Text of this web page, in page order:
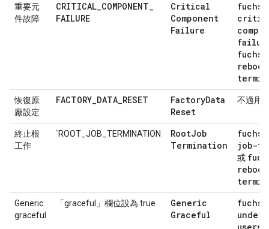
重要元
件故障
CRITICAL_COMPONENT_
FAILURE
Critical
Component
Failure
恢復原
廠設定
FACTORY_DATA_RESET FactoryData
Reset
不適用*
終止根
工作
`ROOT_JOB_TERMINATION RootJob
Termination
job-
或
Generic
graceful
「graceful」 欄位設為 true
Generic
Graceful